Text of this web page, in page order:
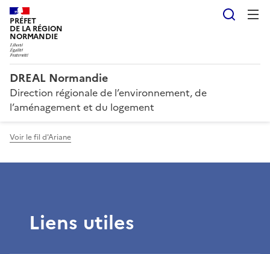
PRÉFET
DE LA RÉGION
NORMANDIE
DREAL Normandie
Direction régionale de l’environnement, de
l’aménagement et du logement
Voir le fil d'Ariane
Liens utiles